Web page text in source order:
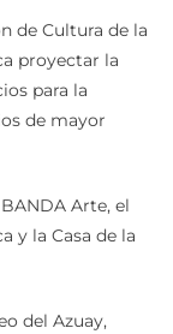
de Cultura de la
proyectar la
para la
de mayor
Arte, el
y la Casa de la
del Azuay,